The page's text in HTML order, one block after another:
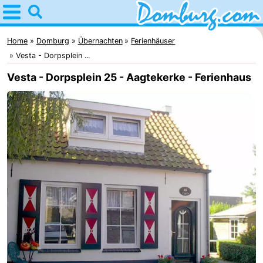
Home
Domburg
Tipps
Für
kindern
Webcam
Webcam
Webcam
Strand
Übernachten
Appartements
-
Home Domburg Übernachten
Ferienhäuser
Vesta - Dorpsplein ...
Vesta - Dorpsplein 25 - Aagtekerke - Ferienhaus